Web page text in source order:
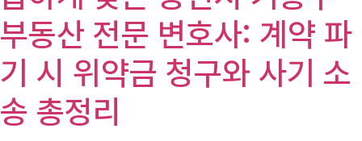
부동산 전문 변호사: 계약 파
기 시 위약금 청구와 사기 소
송 총정리